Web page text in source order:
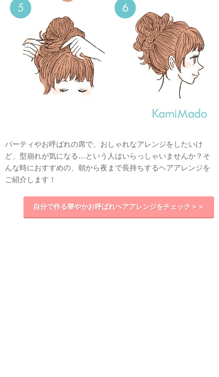
パーティやお呼ばれの席で、おしゃれなアレンジをしたいけ
ど、型崩れが気になる…という人はいらっしゃいませんか？そ
んな時におすすめの、朝から夜まで長持ちするヘアアレンジを
ご紹介します！
自分で作る華やかお呼ばれヘアアレンジをチェック＞＞